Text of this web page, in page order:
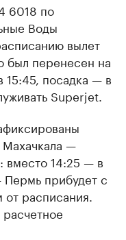
6018 по
Воды
вылет
был перенесен на
15:45, посадка — в
Superjet.
—
вместо 14:25 — в
прибудет с
расписания.